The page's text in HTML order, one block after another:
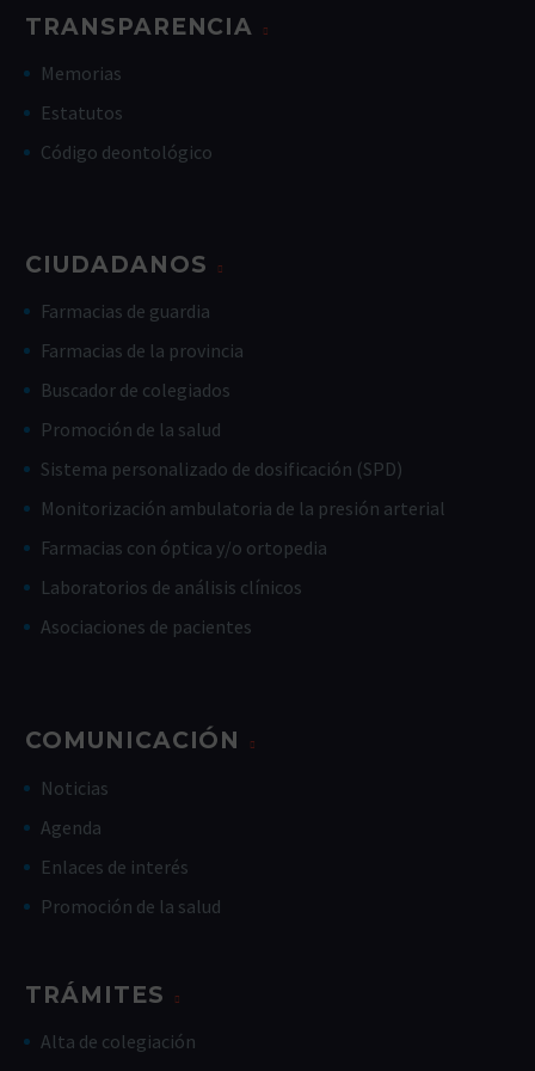
TRANSPARENCIA
Memorias
Estatutos
Código deontológico
CIUDADANOS
Farmacias de guardia
Farmacias de la provincia
Buscador de colegiados
Promoción de la salud
Sistema personalizado de dosificación (SPD)
Monitorización ambulatoria de la presión arterial
Farmacias con óptica y/o ortopedia
Laboratorios de análisis clínicos
Asociaciones de pacientes
COMUNICACIÓN
Noticias
Agenda
Enlaces de interés
Promoción de la salud
TRÁMITES
Alta de colegiación